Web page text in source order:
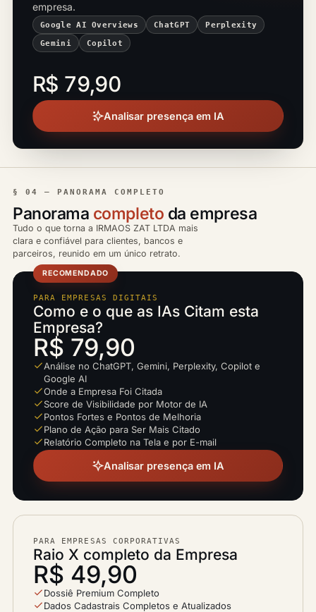
empresa.
Google AI Overviews ChatGPT Perplexity
Gemini Copilot
R$ 79,90
Analisar presença em IA
§ 04 — PANORAMA COMPLETO
Panorama completo da empresa
Tudo o que torna a IRMAOS ZAT LTDA mais
clara e confiável para clientes, bancos e
parceiros, reunido em um único retrato.
RECOMENDADO
PARA EMPRESAS DIGITAIS
Como e o que as IAs Citam esta
Empresa?
R$ 79,90
Análise no ChatGPT, Gemini, Perplexity, Copilot e
Google AI
Onde a Empresa Foi Citada
Score de Visibilidade por Motor de IA
Pontos Fortes e Pontos de Melhoria
Plano de Ação para Ser Mais Citado
Relatório Completo na Tela e por E-mail
Analisar presença em IA
PARA EMPRESAS CORPORATIVAS
Raio X completo da Empresa
R$ 49,90
Dossiê Premium Completo
Dados Cadastrais Completos e Atualizados